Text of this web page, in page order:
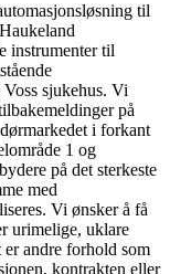
til
instrumenter til
sjukehus. Vi
på
i forkant
1 og
på det sterkeste
med
Vi ønsker å få
urimelige, uklare
andre forhold som
kontrakten eller